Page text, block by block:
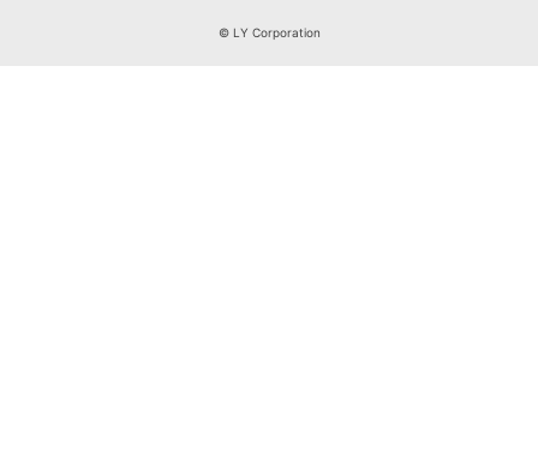
© LY Corporation